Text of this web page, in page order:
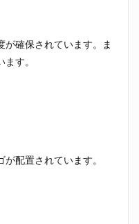
が確保されています。ま
す。
配置されています。